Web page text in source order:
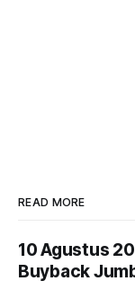
READ MORE
10 Agustus
Buyback